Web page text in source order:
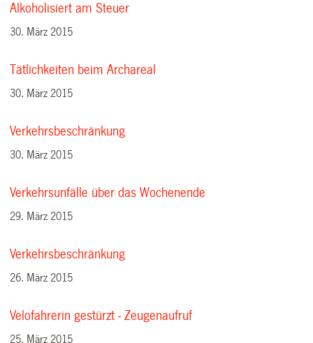
Alkoholisiert am Steuer
30. März 2015
Tätlichkeiten beim Archareal
30. März 2015
Verkehrsbeschränkung
30. März 2015
Verkehrsunfälle über das Wochenende
29. März 2015
Verkehrsbeschränkung
26. März 2015
Velofahrerin gestürzt - Zeugenaufruf
25. März 2015